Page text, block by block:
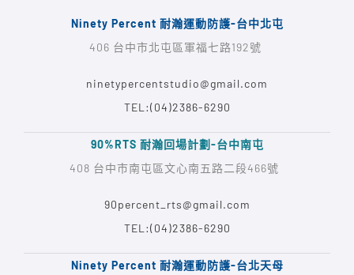
Ninety Percent 耐瀚運動防護-台中北屯
406 台中市北屯區軍福七路192號
ninetypercentstudio@gmail.com
TEL:(04)2386-6290
90%RTS 耐瀚回場計劃-台中南屯
408 台中市南屯區文心南五路二段466號
90percent_rts@gmail.com
TEL:(04)2386-6290
Ninety Percent 耐瀚運動防護-台北天母